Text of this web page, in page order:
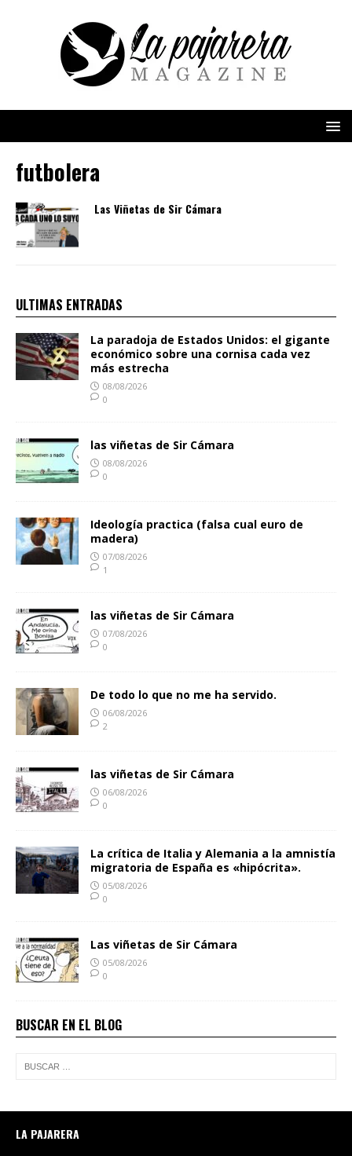
futbolera
Las Viñetas de Sir Cámara
ULTIMAS ENTRADAS
La paradoja de Estados Unidos: el gigante
económico sobre una cornisa cada vez
más estrecha
08/08/2026
0
las viñetas de Sir Cámara
08/08/2026
0
Ideología practica (falsa cual euro de
madera)
07/08/2026
1
las viñetas de Sir Cámara
07/08/2026
0
De todo lo que no me ha servido.
06/08/2026
2
las viñetas de Sir Cámara
06/08/2026
0
La crítica de Italia y Alemania a la amnistía
migratoria de España es «hipócrita».
05/08/2026
0
Las viñetas de Sir Cámara
05/08/2026
0
BUSCAR EN EL BLOG
LA PAJARERA